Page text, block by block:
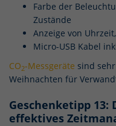
Farbe der
Zustände
Anzeige von
Micro-USB Kabel
CO2-Messgeräte sind
Weihnachten für
Geschenketipp
effektives